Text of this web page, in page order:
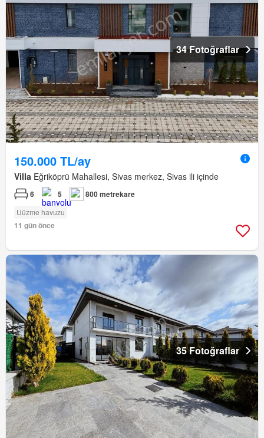
34 Fotoğraflar
150.000 TL/ay
Villa Eğriköprü Mahallesi, Sivas merkez, Sivas ili içinde
6 5 800 metrekare
Uüzme havuzu
11 gün önce
35 Fotoğraflar